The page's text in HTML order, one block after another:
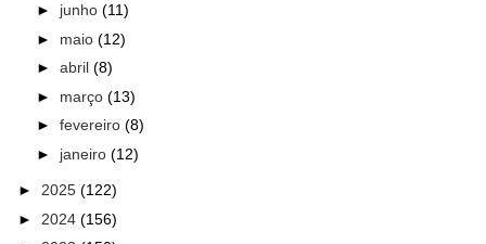
► junho (11)
► maio (12)
► abril (8)
► março (13)
► fevereiro (8)
► janeiro (12)
► 2025 (122)
► 2024 (156)